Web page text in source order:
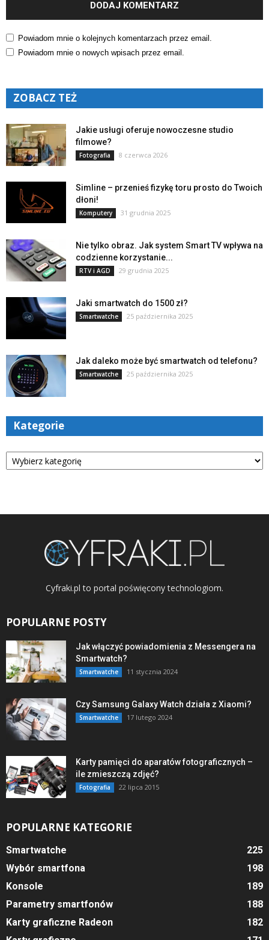
Powiadom mnie o kolejnych komentarzach przez email.
Powiadom mnie o nowych wpisach przez email.
ZOBACZ TEŻ
Jakie usługi oferuje nowoczesne studio
filmowe?
Fotografia 8 czerwca 2026
Simline – przenieś fizykę toru prosto do Twoich
dłoni!
Komputery 31 grudnia 2025
Nie tylko obraz. Jak system Smart TV wpływa na
codzienne korzystanie...
RTV i AGD 29 grudnia 2025
Jaki smartwatch do 1500 zł?
Smartwatche 25 października 2025
Jak daleko może być smartwatch od telefonu?
Smartwatche 25 października 2025
Kategorie
Kategorie
Cyfraki.pl to portal poświęcony technologiom.
POPULARNE POSTY
Jak włączyć powiadomienia z Messengera na
Smartwatch?
Smartwatche 11 stycznia 2024
Czy Samsung Galaxy Watch działa z Xiaomi?
Smartwatche 17 lutego 2024
Karty pamięci do aparatów fotograficznych –
ile zmieszczą zdjęć?
Fotografia 22 lipca 2015
POPULARNE KATEGORIE
Smartwatche
225
Wybór smartfona
198
Konsole
189
Parametry smartfonów
188
Karty graficzne Radeon
182